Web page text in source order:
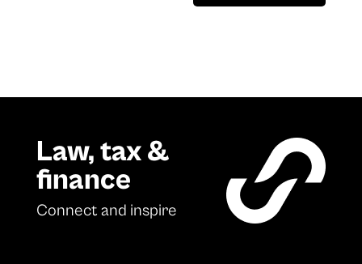
Law, tax &
finance
Connect and inspire